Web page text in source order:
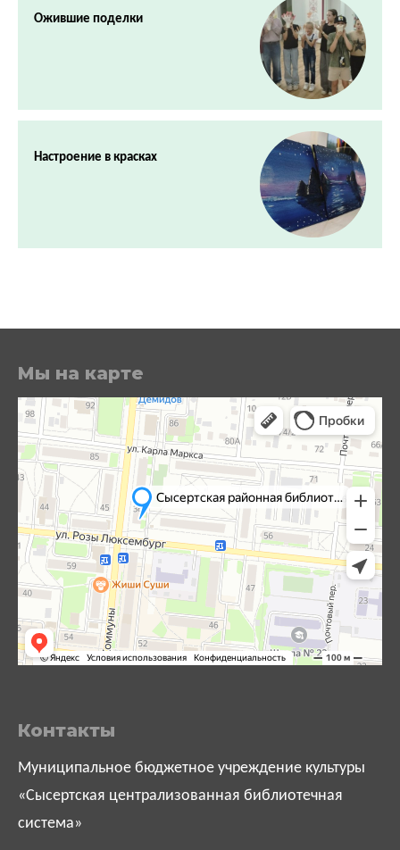
Ожившие поделки
Настроение в красках
Мы на карте
Контакты
Муниципальное бюджетное учреждение культуры
«Сысертская централизованная библиотечная
система»